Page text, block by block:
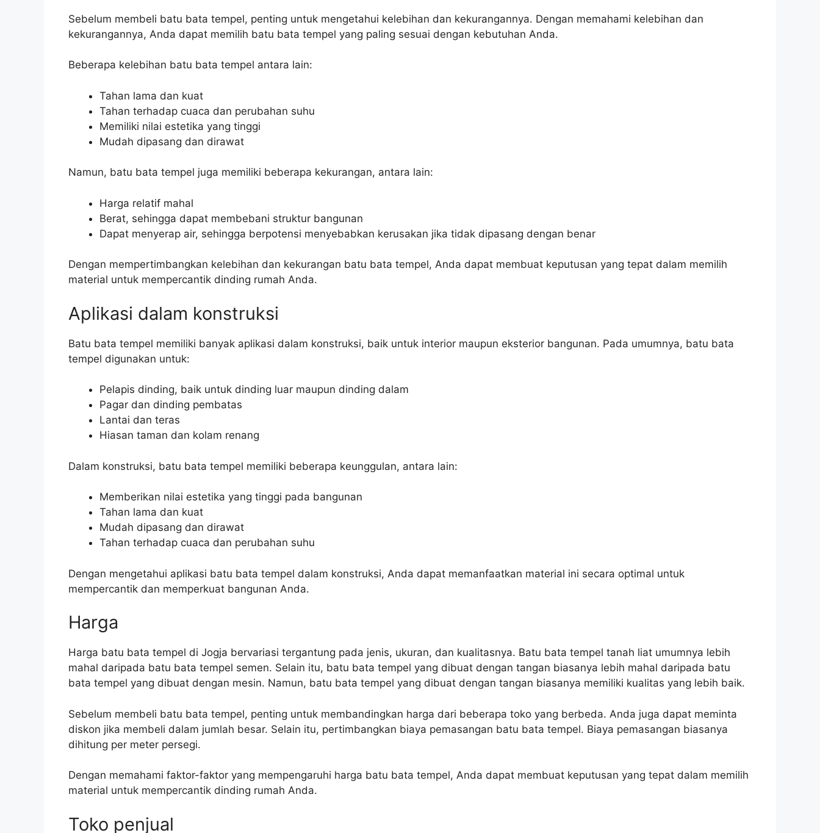
Sebelum membeli batu bata tempel, penting untuk mengetahui kelebihan dan kekurangannya. Dengan memahami kelebihan dan
kekurangannya, Anda dapat memilih batu bata tempel yang paling sesuai dengan kebutuhan Anda.
Beberapa kelebihan batu bata tempel antara lain:
Tahan lama dan kuat
Tahan terhadap cuaca dan perubahan suhu
Memiliki nilai estetika yang tinggi
Mudah dipasang dan dirawat
Namun, batu bata tempel juga memiliki beberapa kekurangan, antara lain:
Harga relatif mahal
Berat, sehingga dapat membebani struktur bangunan
Dapat menyerap air, sehingga berpotensi menyebabkan kerusakan jika tidak dipasang dengan benar
Dengan mempertimbangkan kelebihan dan kekurangan batu bata tempel, Anda dapat membuat keputusan yang tepat dalam memilih
material untuk mempercantik dinding rumah Anda.
Aplikasi dalam konstruksi
Batu bata tempel memiliki banyak aplikasi dalam konstruksi, baik untuk interior maupun eksterior bangunan. Pada umumnya, batu bata
tempel digunakan untuk:
Pelapis dinding, baik untuk dinding luar maupun dinding dalam
Pagar dan dinding pembatas
Lantai dan teras
Hiasan taman dan kolam renang
Dalam konstruksi, batu bata tempel memiliki beberapa keunggulan, antara lain:
Memberikan nilai estetika yang tinggi pada bangunan
Tahan lama dan kuat
Mudah dipasang dan dirawat
Tahan terhadap cuaca dan perubahan suhu
Dengan mengetahui aplikasi batu bata tempel dalam konstruksi, Anda dapat memanfaatkan material ini secara optimal untuk
mempercantik dan memperkuat bangunan Anda.
Harga
Harga batu bata tempel di Jogja bervariasi tergantung pada jenis, ukuran, dan kualitasnya. Batu bata tempel tanah liat umumnya lebih
mahal daripada batu bata tempel semen. Selain itu, batu bata tempel yang dibuat dengan tangan biasanya lebih mahal daripada batu
bata tempel yang dibuat dengan mesin. Namun, batu bata tempel yang dibuat dengan tangan biasanya memiliki kualitas yang lebih baik.
Sebelum membeli batu bata tempel, penting untuk membandingkan harga dari beberapa toko yang berbeda. Anda juga dapat meminta
diskon jika membeli dalam jumlah besar. Selain itu, pertimbangkan biaya pemasangan batu bata tempel. Biaya pemasangan biasanya
dihitung per meter persegi.
Dengan memahami faktor-faktor yang mempengaruhi harga batu bata tempel, Anda dapat membuat keputusan yang tepat dalam memilih
material untuk mempercantik dinding rumah Anda.
Toko penjual